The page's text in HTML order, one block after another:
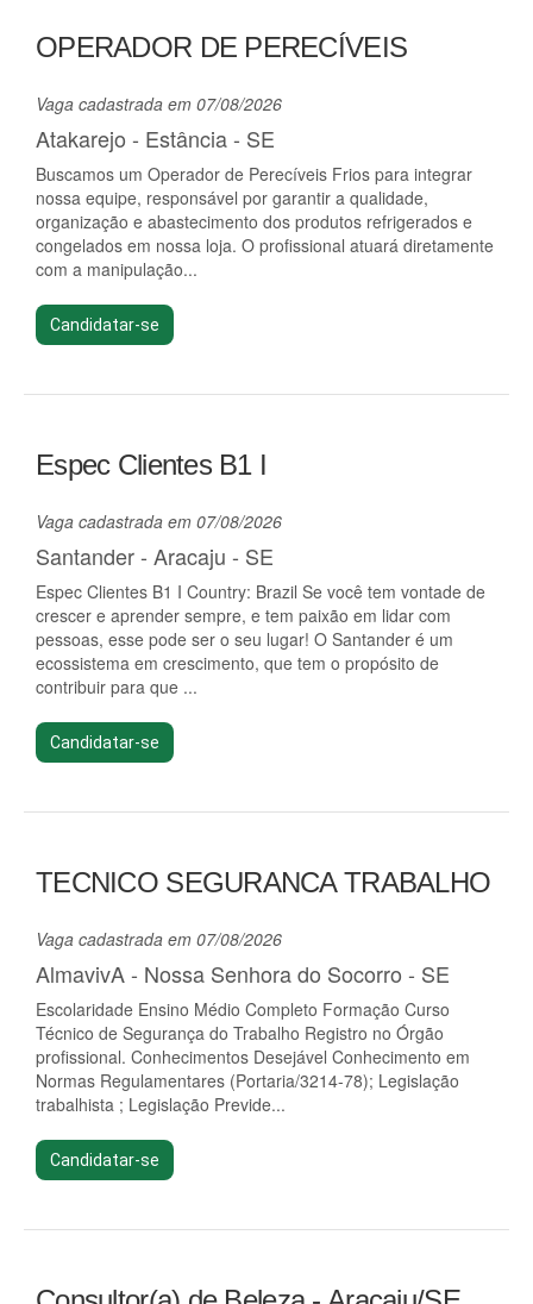
OPERADOR DE PERECÍVEIS
Vaga cadastrada em 07/08/2026
Atakarejo - Estância - SE
Buscamos um Operador de Perecíveis Frios para integrar
nossa equipe, responsável por garantir a qualidade,
organização e abastecimento dos produtos refrigerados e
congelados em nossa loja. O profissional atuará diretamente
com a manipulação...
Candidatar-se
Espec Clientes B1 I
Vaga cadastrada em 07/08/2026
Santander - Aracaju - SE
Espec Clientes B1 I Country: Brazil Se você tem vontade de
crescer e aprender sempre, e tem paixão em lidar com
pessoas, esse pode ser o seu lugar! O Santander é um
ecossistema em crescimento, que tem o propósito de
contribuir para que ...
Candidatar-se
TECNICO SEGURANCA TRABALHO
Vaga cadastrada em 07/08/2026
AlmavivA - Nossa Senhora do Socorro - SE
Escolaridade Ensino Médio Completo Formação Curso
Técnico de Segurança do Trabalho Registro no Órgão
profissional. Conhecimentos Desejável Conhecimento em
Normas Regulamentares (Portaria/3214-78); Legislação
trabalhista ; Legislação Previde...
Candidatar-se